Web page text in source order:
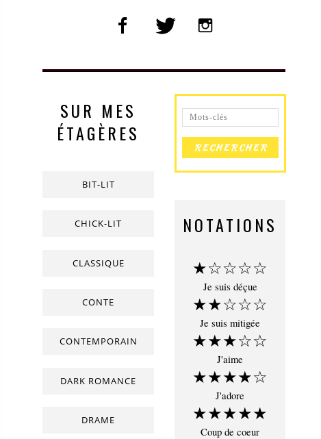
SUR MES
ÉTAGÈRES
BIT-LIT
CHICK-LIT
CLASSIQUE
CONTE
CONTEMPORAIN
DARK ROMANCE
DRAME
NOTATIONS
★☆☆☆☆
Je suis déçue
★★☆☆☆
Je suis mitigée
★★★☆☆
J'aime
★★★★☆
J'adore
★★★★★
Coup de coeur